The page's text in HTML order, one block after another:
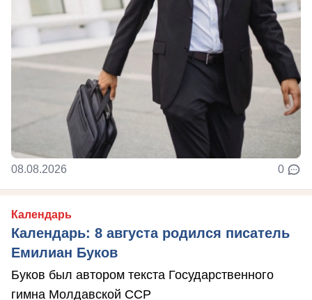
08.08.2026 0
Календарь
Календарь: 8 августа родился писатель
Емилиан Буков
Буков был автором текста Государственного
гимна Молдавской ССР